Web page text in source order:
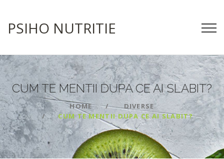
PSIHO NUTRITIE
CUM TE MENTII DUPA CE AISLABIT?
HOME
DIVERSE
CUM TE MENTII DUPA CE AI SLABIT?